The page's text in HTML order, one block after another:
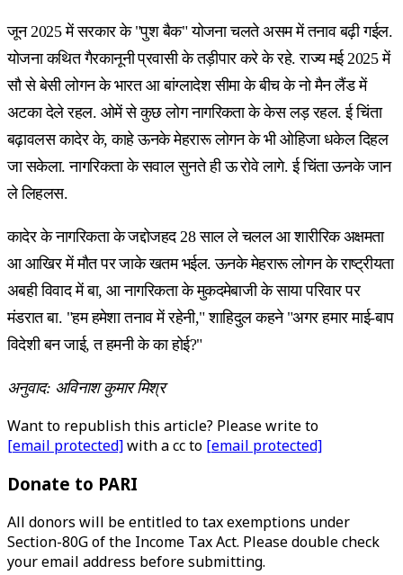
जून 2025 में सरकार के "पुश बैक" योजना चलते असम में तनाव बढ़ी गईल.
योजना कथित गैरकानूनी प्रवासी के तड़ीपार करे के रहे. राज्य मई 2025 में
सौ से बेसी लोगन के भारत आ बांग्लादेश सीमा के बीच के नो मैन लैंड में
अटका देले रहल. ओमें से कुछ लोग नागरिकता के केस लड़ रहल. ई चिंता
बढ़ावलस कादेर के, काहे ऊनके मेहरारू लोगन के भी ओहिजा धकेल दिहल
जा सकेला. नागरिकता के सवाल सुनते ही ऊ रोवे लागे. ई चिंता ऊनके जान
ले लिहलस.
कादेर के नागरिकता के जद्दोजहद 28 साल ले चलल आ शारीरिक अक्षमता
आ आखिर में मौत पर जाके खतम भईल. ऊनके मेहरारू लोगन के राष्ट्रीयता
अबही विवाद में बा, आ नागरिकता के मुकदमेबाजी के साया परिवार पर
मंडरात बा. "हम हमेशा तनाव में रहेनी," शाहिदुल कहने "अगर हमार माई-बाप
विदेशी बन जाई, त हमनी के का होई?"
अनुवाद: अविनाश कुमार मिश्र
Want to republish this article? Please write to
[email protected]with a cc to [email protected]
Donate to PARI
All donors will be entitled to tax exemptions under
Section-80G of the Income Tax Act. Please double check
your email address before submitting.